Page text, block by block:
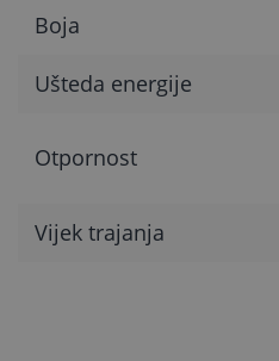
Boja
Ušteda energije
Otpornost
Vijek trajanja